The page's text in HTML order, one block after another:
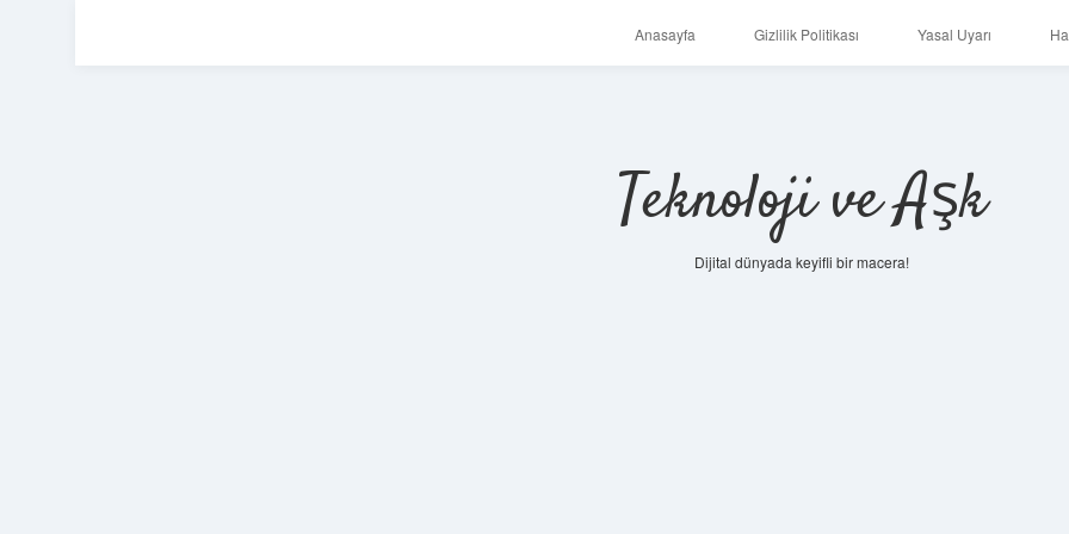
Anasayfa Gizlilik Politikası Yasal Uyarı
Teknoloji ve Aşk
Dijital dünyada keyifli bir macera!